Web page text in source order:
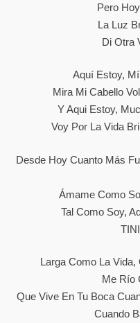
Pero
La Luz
Di Otra
Aquí Estoy,
Mira Mi Cabello
Y Aqui Estoy,
Voy Por La Vida
Desde Hoy Cuanto Más
Ámame Como
Tal Como Soy,
Larga Como La
Me Río
Que Vive En Tu Boca
Cuando